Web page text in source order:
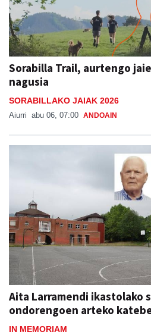
Sorabilla Trail, aurtengo
nagusia
SORABILLAKO JAIAK 2026
Aiurri abu 06, 07:00 ANDOAIN
Aita Larramendi ikastolako
ondorengoen arteko
IN MEMORIAM